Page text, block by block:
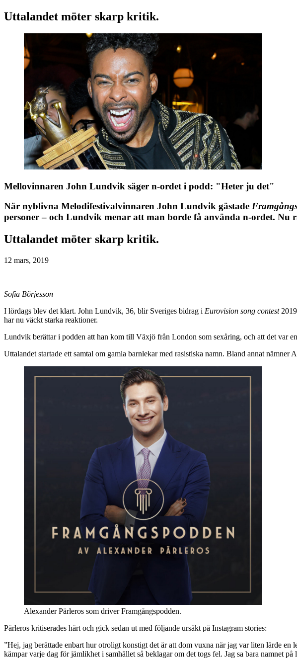
Uttalandet möter skarp kritik.
Mellovinnaren John Lundvik säger n-ordet i podd: "Heter ju det"
När nyblivna Melodifestivalvinnaren John Lundvik gästade
personer – och Lundvik menar att man borde få använda n-ordet. Nu
Uttalandet möter skarp kritik.
12 mars, 2019
Sofia Börjesson
I lördags blev det klart. John Lundvik, 36, blir Sveriges bidrag i Eurovision song contest
har nu väckt starka reaktioner.
Lundvik berättar i podden att han kom till Växjö från London som sexåring, och att det var
Uttalandet startade ett samtal om gamla barnlekar med rasistiska namn. Bland annat
Alexander Pärleros som driver Framgångspodden.
Pärleros kritiserades hårt och gick sedan ut med följande ursäkt på Instagram stories:
”Hej, jag berättade enbart hur otroligt konstigt det är att dom vuxna när jag var liten lärde en
kämpar varje dag för jämlikhet i samhället så beklagar om det togs fel. Jag sa bara namnet